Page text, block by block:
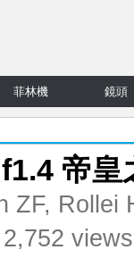
菲林機 鏡頭
帝皇
ZF, Rollei